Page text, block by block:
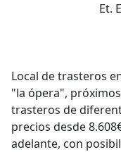
Et.
Local de trasteros
"la ópera",
trasteros de
precios desde
adelante, con